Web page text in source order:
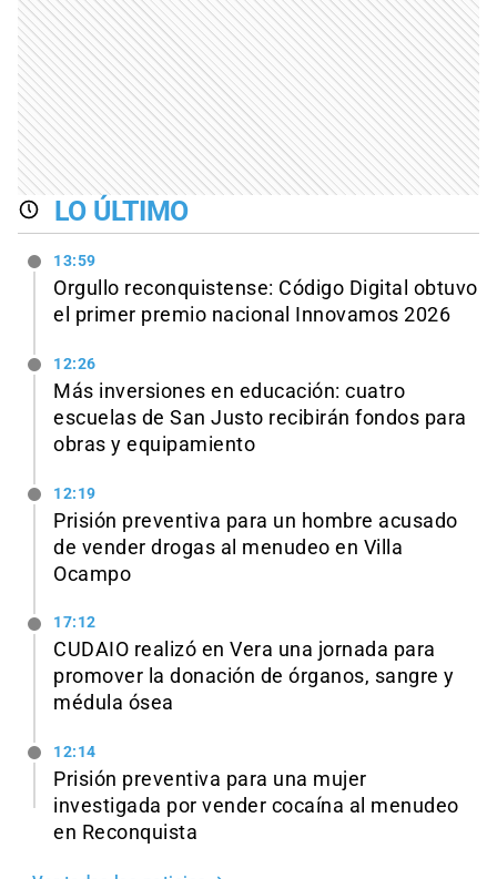
LO ÚLTIMO
13:59
Orgullo reconquistense: Código Digital obtuvo
el primer premio nacional Innovamos 2026
12:26
Más inversiones en educación: cuatro
escuelas de San Justo recibirán fondos para
obras y equipamiento
12:19
Prisión preventiva para un hombre acusado
de vender drogas al menudeo en Villa
Ocampo
17:12
CUDAIO realizó en Vera una jornada para
promover la donación de órganos, sangre y
médula ósea
12:14
Prisión preventiva para una mujer
investigada por vender cocaína al menudeo
en Reconquista